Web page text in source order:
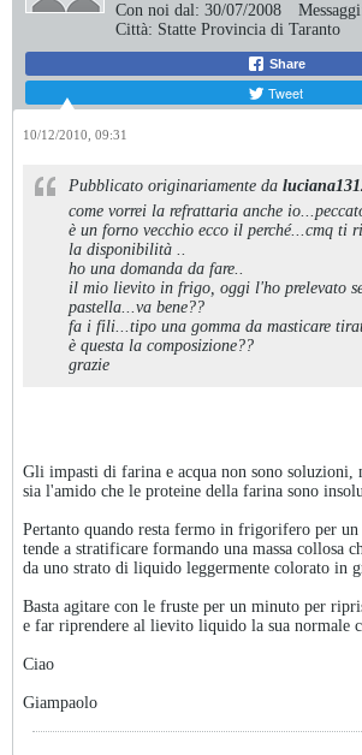
Con noi dal: 30/07/2008
Città: Statte Provincia di Taranto
Share
Tweet
10/12/2010, 09:31
Pubblicato originariamente da
come vorrei la refrattaria anche
è un forno vecchio ecco il perché...cmq ti
la disponibilità ..
ho una domanda da fare..
il mio lievito in frigo, oggi l'ho prelevato
pastella...va bene??
fa i fili...tipo una gomma da masticare
è questa la composizione??
grazie
Gli impasti di farina e acqua non sono soluzioni,
sia l'amido che le proteine della farina sono
Pertanto quando resta fermo in frigorifero per
tende a stratificare formando una massa collosa
da uno strato di liquido leggermente colorato in
Basta agitare con le fruste per un minuto per
e far riprendere al lievito liquido la sua normale
Ciao
Giampaolo